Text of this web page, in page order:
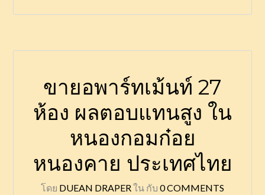
ขายอพาร์ทเม้นท์ 27
ห้อง ผลตอบแทนสูง ใน
หนองกอมก๋อย
หนองคาย ประเทศไทย
โดย DUEAN DRAPERใน กับ 0 COMMENTS